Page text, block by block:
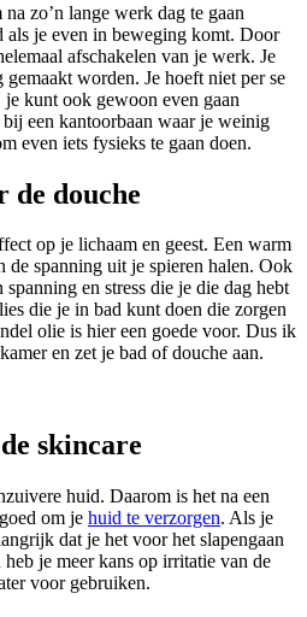
zo’n lange werk dag te gaan
als je even in beweging komt. Door
afschakelen van je werk. Je
worden. Je hoeft niet per se
je kunt ook gewoon even gaan
een kantoorbaan waar je weinig
even iets fysieks te gaan doen.
de douche
op je lichaam en geest. Een warm
de spanning uit je spieren halen. Ook
en stress die je die dag hebt
die je in bad kunt doen die zorgen
olie is hier een goede voor. Dus ik
en zet je bad of douche aan.
skincare
huid. Daarom is het na een
om je huid te verzorgen. Als je
dat je het voor het slapengaan
je meer kans op irritatie van de
voor gebruiken.